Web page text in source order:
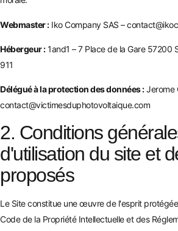
Webmaster :Iko Company SAS –
Hébergeur :1and1 – 7 Place de la Gare 57200
911
Délégué à la protection des données :Jerome
contact@victimesduphotovoltaique.com
2. Conditions
d'utilisation du site et
proposés
Le Site constitue une œuvre de l'esprit
Code de la Propriété Intellectuelle et des